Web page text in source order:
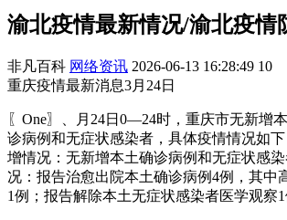
渝北疫情最新情况/渝北疫情
非凡百科 网络资讯 2026-06-13 16:28:49 10
重庆疫情最新消息3月24日
〖One〗、月24日0—24时，重庆市无新增
诊病例和无症状感染者，具体疫情情况如
增情况：无新增本土确诊病例和无症状感
况：报告治愈出院本土确诊病例4例，其中
1例；报告解除本土无症状感染者医学观察1